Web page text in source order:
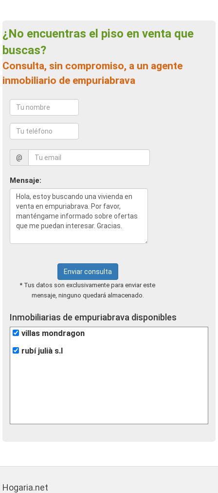
¿No encuentras el piso en venta que
buscas?
Consulta, sin compromiso, a un agente
inmobiliario de empuriabrava
@
Mensaje:
Enviar consulta
* Tus datos son exclusivamente para enviar este
mensaje, ninguno quedará almacenado.
Inmobiliarias de empuriabrava disponibles
villas mondragon
rubí julià s.l
Hogaria.net